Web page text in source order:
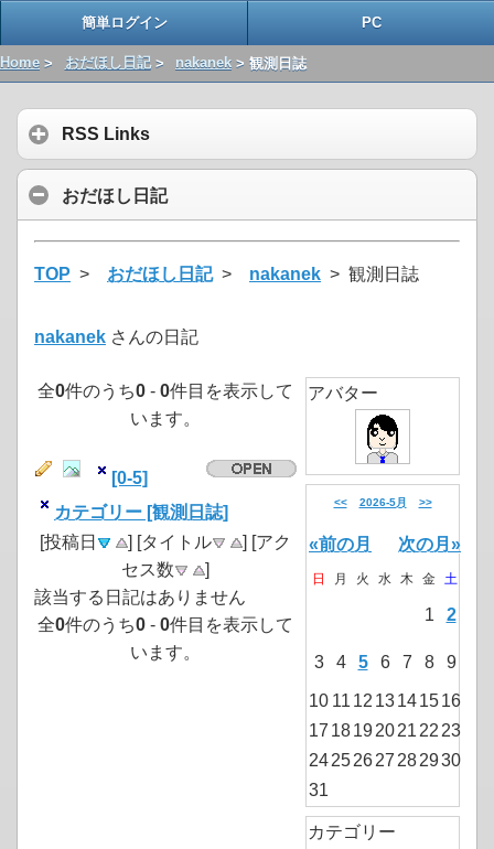
簡単ログイン PC
Home > おだほし日記> nakanek > 観測日誌
RSS Links
おだほし日記
TOP > おだほし日記> nakanek > 観測日誌
nakanek さんの日記
全0件のうち0 - 0件目を表示して
います。
[0-5]
カテゴリー [観測日誌]
[投稿日
] [タイトル
] [アク
セス数
]
該当する日記はありません
全0件のうち0 - 0件目を表示して
います。
アバター
<< 2026-5月 >>
«前の月 次の月»
日 月 火 水 木 金 土
1 2
3 4 5 6 7 8 9
10 11 12 13141516
17 18192021 22 23
24252627 282930
31
カテゴリー